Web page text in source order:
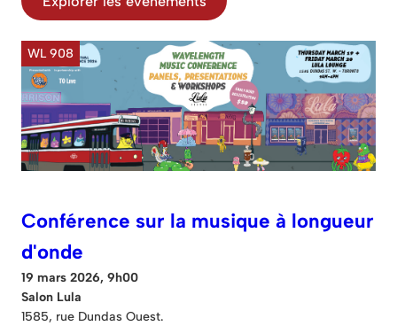
WL 908
Conférence sur la musique à longueur
d'onde
19 mars 2026, 9h00
Salon Lula
1585, rue Dundas Ouest.